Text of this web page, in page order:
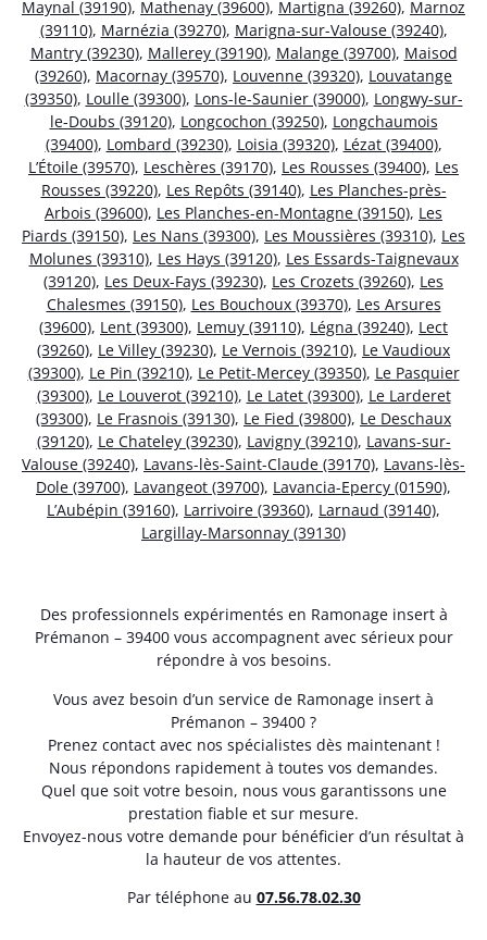
Maynal (39190), Mathenay (39600), Martigna (39260), Marnoz
(39110), Marnézia (39270), Marigna-sur-Valouse (39240),
Mantry (39230), Mallerey (39190), Malange (39700), Maisod
(39260), Macornay (39570), Louvenne (39320), Louvatange
(39350), Loulle (39300), Lons-le-Saunier (39000), Longwy-sur-
le-Doubs (39120), Longcochon (39250), Longchaumois
(39400), Lombard (39230), Loisia (39320), Lézat (39400),
L’Étoile (39570), Leschères (39170), Les Rousses (39400), Les
Rousses (39220), Les Repôts (39140), Les Planches-près-
Arbois (39600), Les Planches-en-Montagne (39150), Les
Piards (39150), Les Nans (39300), Les Moussières (39310), Les
Molunes (39310), Les Hays (39120), Les Essards-Taignevaux
(39120), Les Deux-Fays (39230), Les Crozets (39260), Les
Chalesmes (39150), Les Bouchoux (39370), Les Arsures
(39600), Lent (39300), Lemuy (39110), Légna (39240), Lect
(39260), Le Villey (39230), Le Vernois (39210), Le Vaudioux
(39300), Le Pin (39210), Le Petit-Mercey (39350), Le Pasquier
(39300), Le Louverot (39210), Le Latet (39300), Le Larderet
(39300), Le Frasnois (39130), Le Fied (39800), Le Deschaux
(39120), Le Chateley (39230), Lavigny (39210), Lavans-sur-
Valouse (39240), Lavans-lès-Saint-Claude (39170), Lavans-lès-
Dole (39700), Lavangeot (39700), Lavancia-Epercy (01590),
L’Aubépin (39160), Larrivoire (39360), Larnaud (39140),
Largillay-Marsonnay (39130)
Des professionnels expérimentés en Ramonage insert à
Prémanon – 39400 vous accompagnent avec sérieux pour
répondre à vos besoins.
Vous avez besoin d’un service de Ramonage insert à
Prémanon – 39400 ?
Prenez contact avec nos spécialistes dès maintenant !
Nous répondons rapidement à toutes vos demandes.
Quel que soit votre besoin, nous vous garantissons une
prestation fiable et sur mesure.
Envoyez-nous votre demande pour bénéficier d’un résultat à
la hauteur de vos attentes.
Par téléphone au 07.56.78.02.30